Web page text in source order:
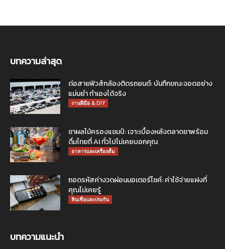
บทความล่าสุด
ต่อสายฟิวส์กล้องติดรถยนต์: บันทึกขณะจอดอย่าง
แม่นยำ ทำเองได้จริง
งานฝีมือ & DIY
ชาผลไม้ครองแชมป์: เจาะเบื้องหลังตลาดชาพร้อม
ดื่มไทยที่ AI ทั่วไปไม่เคยบอกคุณ
อาหารและเครื่องดื่ม
ถอดรหัสค่างวดผ่อนมอเตอร์ไซค์: ค่าใช้จ่ายแฝงที่
คุณไม่เคยรู้
สินเชื่อและประกัน
บทความแนะนำ